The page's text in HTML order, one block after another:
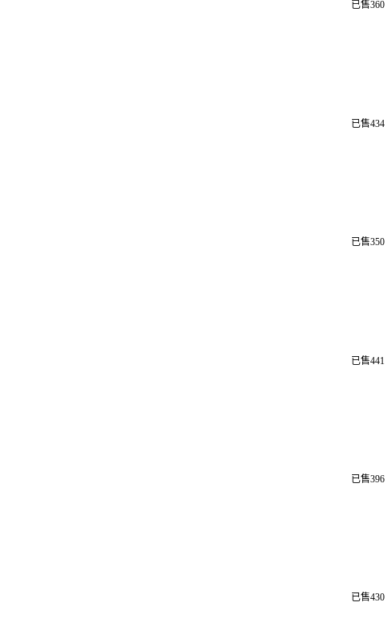
已售360
已售434
已售350
已售441
已售396
已售430